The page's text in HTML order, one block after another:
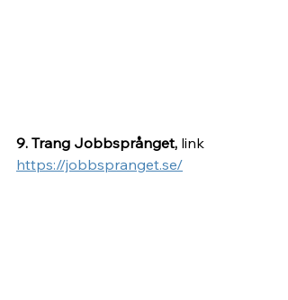
9. Trang Jobbsprånget, link
https://jobbspranget.se/